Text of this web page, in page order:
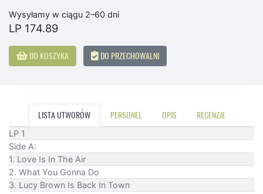
Wysyłamy w ciągu 2–60 dni
LP 174.89
DO KOSZYKA DO PRZECHOWALNI
LISTA UTWORÓW PERSONEL OPIS RECENZJE
LP 1
Side A:
1. Love Is In The Air
2. What You Gonna Do
3. Lucy Brown Is Back In Town